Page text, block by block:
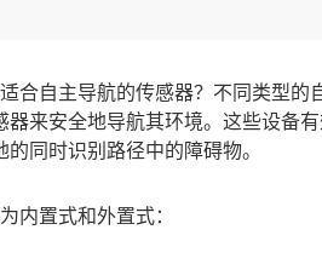
自主导航的传感器？不同类型的
器来安全地导航其环境。这些设备
同时识别路径中的障碍物。
置式和外置式：